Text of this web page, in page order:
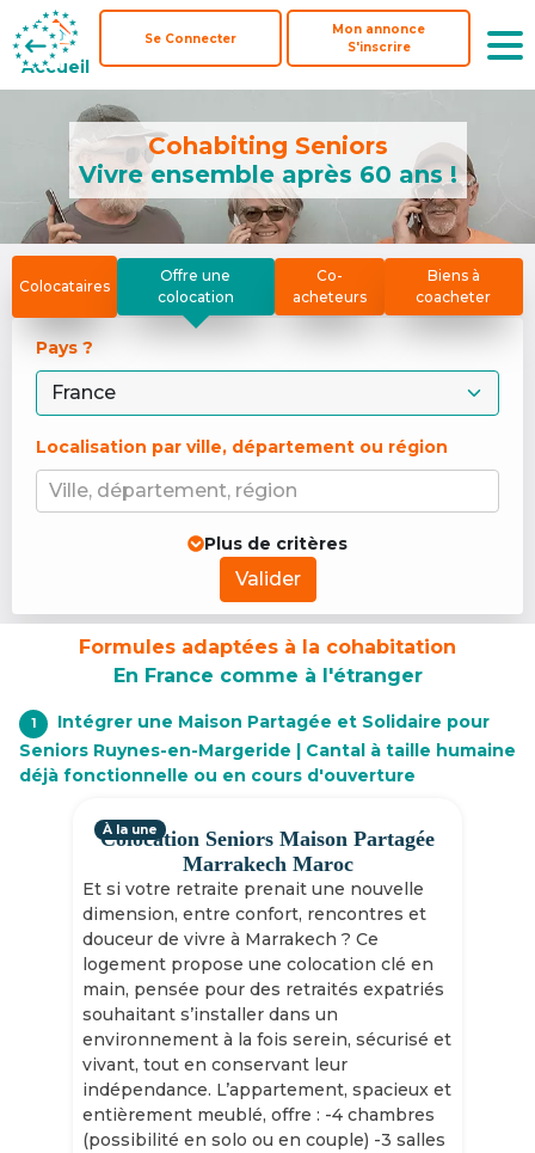
Accueil
Se Connecter
Mon annonce
S'inscrire
Accueil
Se Connecter
Mon annonce
S'inscrire
Cohabiting Seniors
Vivre ensemble après 60 ans !
Colocataires
Offre une
colocation
Co-
acheteurs
Biens à
coacheter
Pays ?
Localisation par ville, département ou région
Ville, département, région
Plus de critères
Valider
Formules adaptées à la cohabitation
En France comme à l'étranger
1
Intégrer une Maison Partagée et Solidaire pour
Seniors Ruynes-en-Margeride | Cantal à taille humaine
déjà fonctionnelle ou en cours d'ouverture
Colocation Seniors Maison Partagée
Marrakech Maroc
Et si votre retraite prenait une nouvelle
dimension, entre confort, rencontres et
douceur de vivre à Marrakech ? Ce
logement propose une colocation clé en
main, pensée pour des retraités expatriés
souhaitant s’installer dans un
environnement à la fois serein, sécurisé et
vivant, tout en conservant leur
indépendance. L’appartement, spacieux et
entièrement meublé, offre : -4 chambres
(possibilité en solo ou en couple) -3 salles
À la une